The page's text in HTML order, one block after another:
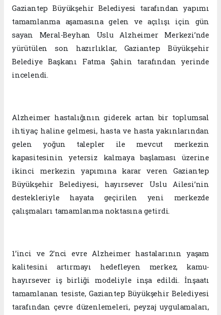
Gaziantep Büyükşehir Belediyesi tarafından yapımı
tamamlanma aşamasına gelen ve açılışı için gün
sayan Meral-Beyhan Uslu Alzheimer Merkezi’nde
yürütülen son hazırlıklar, Gaziantep Büyükşehir
Belediye Başkanı Fatma Şahin tarafından yerinde
incelendi.
Alzheimer hastalığının giderek artan bir toplumsal
ihtiyaç haline gelmesi, hasta ve hasta yakınlarından
gelen yoğun talepler ile mevcut merkezin
kapasitesinin yetersiz kalmaya başlaması üzerine
ikinci merkezin yapımına karar veren Gaziantep
Büyükşehir Belediyesi, hayırsever Uslu Ailesi’nin
destekleriyle hayata geçirilen yeni merkezde
çalışmaları tamamlanma noktasına getirdi.
1’inci ve 2’nci evre Alzheimer hastalarının yaşam
kalitesini artırmayı hedefleyen merkez, kamu-
hayırsever iş birliği modeliyle inşa edildi. İnşaatı
tamamlanan tesiste, Gaziantep Büyükşehir Belediyesi
tarafından çevre düzenlemeleri, peyzaj uygulamaları,